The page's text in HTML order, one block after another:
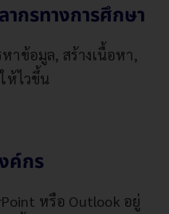
กรทางการศึกษา
าข้อมูล, สร้างเนื้อหา,
ห้ไวขึ้น
ค์กร
หรือ Outlook อยู่